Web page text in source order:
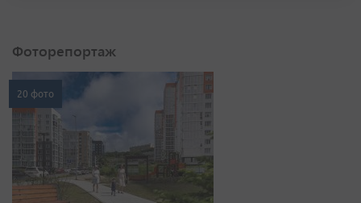
Фоторепортаж
20 фото